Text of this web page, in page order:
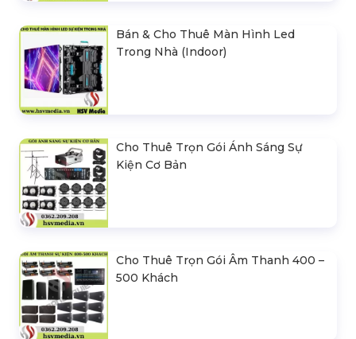
Bán & Cho Thuê Màn Hình Led
Trong Nhà (Indoor)
Cho Thuê Trọn Gói Ánh Sáng Sự
Kiện Cơ Bản
Cho Thuê Trọn Gói Âm Thanh 400 –
500 Khách